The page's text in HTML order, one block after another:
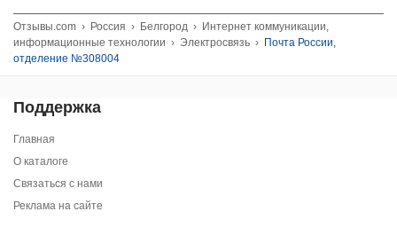
Отзывы.com › Россия › Белгород › Интернет коммуникации,
информационные технологии › Электросвязь › Почта России,
отделение №308004
Поддержка
Главная
О каталоге
Связаться с нами
Реклама на сайте